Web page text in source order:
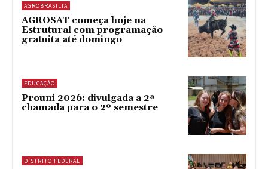
AGROBRASILIA
AGROSAT começa hoje na
Estrutural com programação
gratuita até domingo
EDUCAÇÃO
Prouni 2026: divulgada a 2ª
chamada para o 2º semestre
DISTRITO FEDERAL